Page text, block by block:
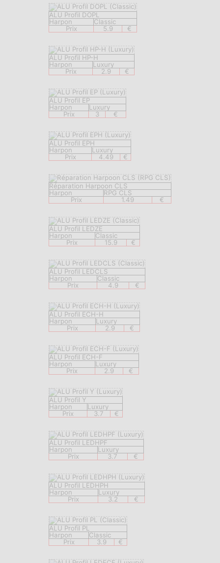
ALU Profil DOPL
Harpon
Classic
Prix
5.9 €
ALU Profil HP-H
Harpon
Luxury
Prix
2.9 €
ALU Profil EP
Harpon
Luxury
Prix
3 €
ALU Profil EPH
Harpon
Luxury
Prix
4.49 €
Réparation Harpoon CLS
Harpon
RPG CLS
Prix
1.49 €
ALU Profil LEDZE
Harpon
Classic
Prix
15.9 €
ALU Profil LEDCLS
Harpon
Classic
Prix
4.9 €
ALU Profil ECH-H
Harpon
Luxury
Prix
2.9 €
ALU Profil ECH-F
Harpon
Luxury
Prix
2.9 €
ALU Profil Y
Harpon
Luxury
Prix
3.7 €
ALU Profil LEDHPF
Harpon
Luxury
Prix
3.7 €
ALU Profil LEDHPH
Harpon
Luxury
Prix
3.2 €
ALU Profil PL
Harpon
Classic
Prix
3.9 €